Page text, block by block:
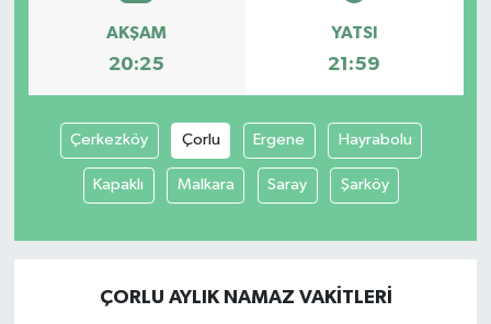
AKŞAM
20:25
YATSI
21:59
Çerkezköy Çorlu Ergene Hayrabolu
Kapaklı Malkara Saray Şarköy
ÇORLU AYLIK NAMAZ VAKITLERI